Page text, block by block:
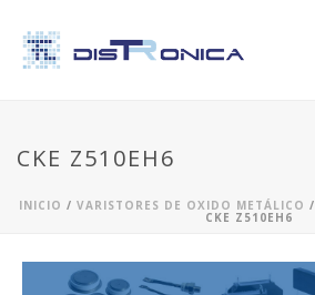
CKE Z510EH6
INICIO / VARISTORES DE OXIDO METÁLICO /
CKE Z510EH6